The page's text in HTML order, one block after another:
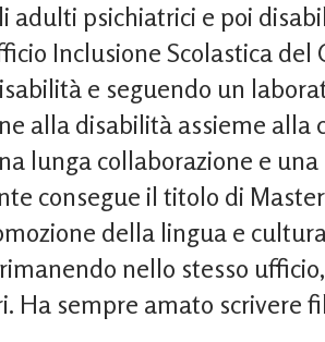
adulti psichiatrici e poi
Inclusione Scolastica del
e seguendo un
alla disabilità assieme alla
lunga collaborazione e
consegue il titolo di
della lingua e
nello stesso
Ha sempre amato scrivere